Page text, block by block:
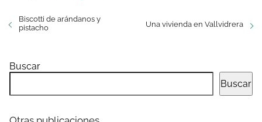
Biscotti de arándanos y
pistacho
Una vivienda en Vallvidrera
Buscar
Buscar